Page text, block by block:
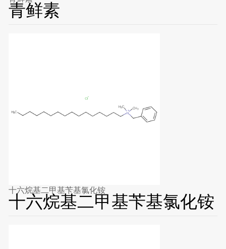
青鲜素
十六烷基二甲基苄基氯化铵
十六烷基二甲基苄基氯化铵